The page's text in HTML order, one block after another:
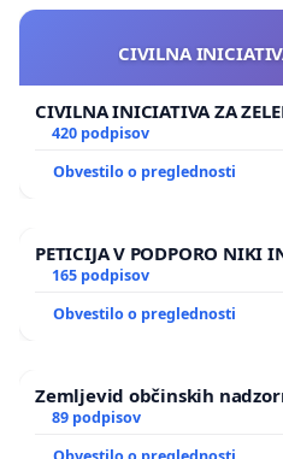
CIVILNA
CIVILNA INICIATIVA ZA
420 podpisov
Obvestilo o preglednosti
PETICIJA V PODPORO NIKI
165 podpisov
Obvestilo o preglednosti
Zemljevid občinskih
89 podpisov